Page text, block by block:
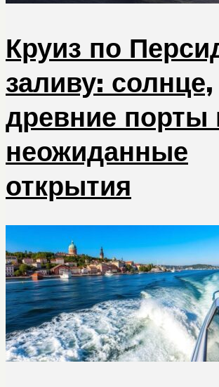
Круиз по
заливу: солнце,
древние порты
неожиданные
открытия